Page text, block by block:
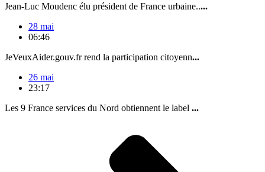
Jean-Luc Moudenc élu président de France urbaine.....
28 mai
06:46
JeVeuxAider.gouv.fr rend la participation citoyenn...
26 mai
23:17
Les 9 France services du Nord obtiennent le label ...